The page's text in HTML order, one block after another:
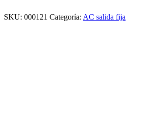
SKU: 000121 Categoría: AC salida fija